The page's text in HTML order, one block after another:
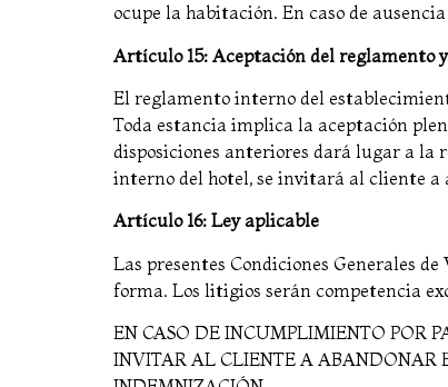
ocupe la habitación. En caso de
Artículo 15: Aceptación del reglamento
El reglamento interno del
Toda estancia implica la aceptación
disposiciones anteriores dará lugar a la
interno del hotel, se invitará al cliente a
Artículo 16: Ley aplicable
Las presentes Condiciones Generales
forma. Los litigios serán competencia
EN CASO DE INCUMPLIMIENTO POR
INVITAR AL CLIENTE A ABANDONAR